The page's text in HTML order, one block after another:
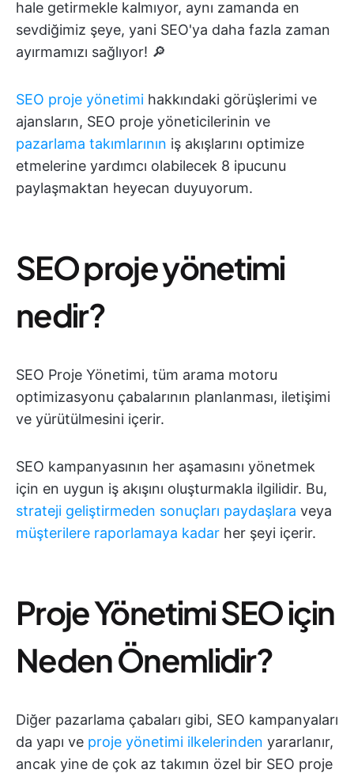
hale getirmekle kalmıyor, aynı zamanda en
sevdiğimiz şeye, yani SEO'ya daha fazla zaman
ayırmamızı sağlıyor! 🔎
SEO proje yönetimi hakkındaki görüşlerimi ve
ajansların, SEO proje yöneticilerinin ve
pazarlama takımlarının iş akışlarını optimize
etmelerine yardımcı olabilecek 8 ipucunu
paylaşmaktan heyecan duyuyorum.
SEO proje yönetimi
nedir?
SEO Proje Yönetimi, tüm arama motoru
optimizasyonu çabalarının planlanması, iletişimi
ve yürütülmesini içerir.
SEO kampanyasının her aşamasını yönetmek
için en uygun iş akışını oluşturmakla ilgilidir. Bu,
strateji geliştirmeden sonuçları paydaşlara veya
müşterilere raporlamaya kadar her şeyi içerir.
Proje Yönetimi SEO için
Neden Önemlidir?
Diğer pazarlama çabaları gibi, SEO kampanyaları
da yapı ve proje yönetimi ilkelerinden yararlanır,
ancak yine de çok az takımın özel bir SEO proje